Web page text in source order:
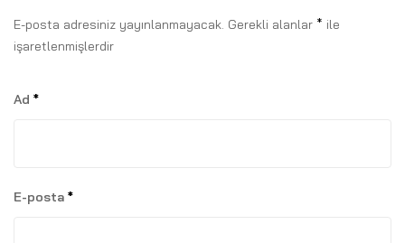
E-posta adresiniz yayınlanmayacak. Gerekli alanlar * ile
işaretlenmişlerdir
Ad *
E-posta *